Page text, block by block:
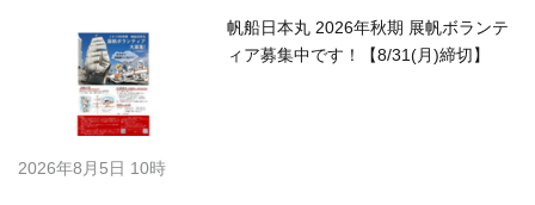
帆船日本丸 2026年秋期 展帆ボランテ
ィア募集中です！【8/31(月)締切】
2026年8月5日 10時